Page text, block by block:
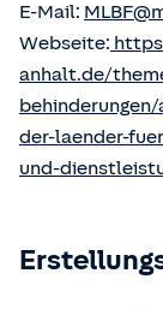
E-Mail:
Webseite:
anhalt.de/
der-laender-
und-